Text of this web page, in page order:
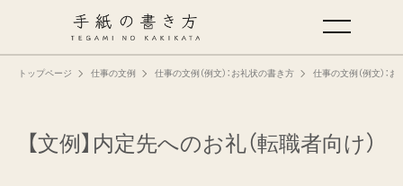
トップページ 仕事の文例 仕事の文例（例文）：お礼状の書き方 仕事の文例（例文）：お
【文例】内定先へのお礼（転職者向け）
手紙の基本
仕事の手紙の書き方